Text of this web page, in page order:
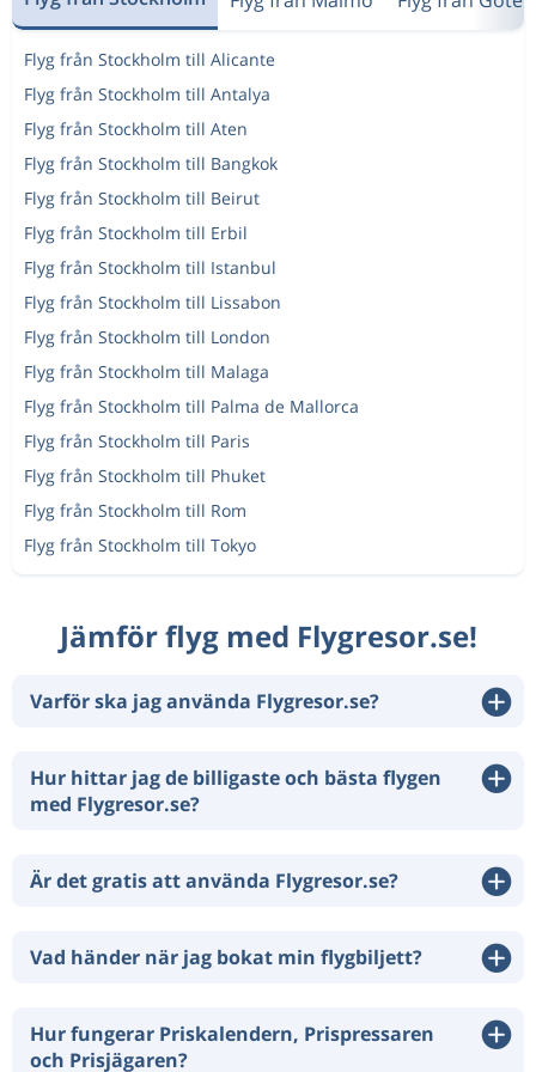
Flyg från Stockholm till Alicante
Flyg från Stockholm till Antalya
Flyg från Stockholm till Aten
Flyg från Stockholm till Bangkok
Flyg från Stockholm till Beirut
Flyg från Stockholm till Erbil
Flyg från Stockholm till Istanbul
Flyg från Stockholm till Lissabon
Flyg från Stockholm till London
Flyg från Stockholm till Malaga
Flyg från Stockholm till Palma de Mallorca
Flyg från Stockholm till Paris
Flyg från Stockholm till Phuket
Flyg från Stockholm till Rom
Flyg från Stockholm till Tokyo
Jämför flyg med Flygresor.se!
Varför ska jag använda Flygresor.se?
Hur hittar jag de billigaste och bästa flygen
med Flygresor.se?
Är det gratis att använda Flygresor.se?
Vad händer när jag bokat min flygbiljett?
Hur fungerar Priskalendern, Prispressaren
och Prisjägaren?